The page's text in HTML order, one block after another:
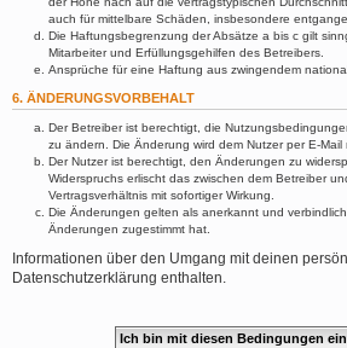
auch für mittelbare Schäden, insbesondere
Die Haftungsbegrenzung der Absätze a bis c gilt
Mitarbeiter und Erfüllungsgehilfen des Betreibers.
Ansprüche für eine Haftung aus zwingendem
6. ÄNDERUNGSVORBEHALT
Der Betreiber ist berechtigt, die
zu ändern. Die Änderung wird dem Nutzer per E-Mail
Der Nutzer ist berechtigt, den Änderungen zu
Widerspruchs erlischt das zwischen dem Betreiber
Vertragsverhältnis mit sofortiger Wirkung.
Die Änderungen gelten als anerkannt und
Änderungen zugestimmt hat.
Informationen über den Umgang mit deinen
Datenschutzerklärung enthalten.